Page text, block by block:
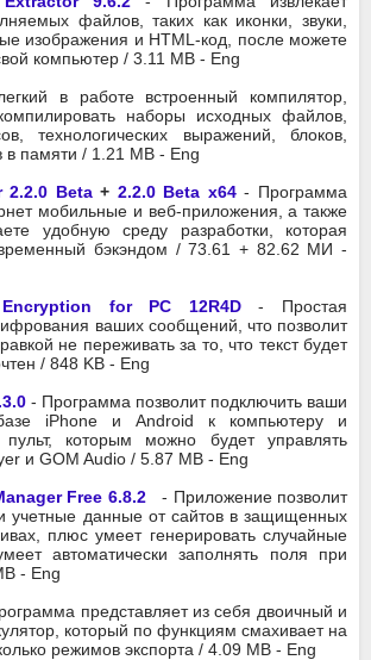
файлов, таких как иконки, звуки,
изображения и HTML-код, после можете
компьютер / 3.11 MB - Eng
в работе встроенный компилятор,
наборы исходных файлов,
технологических выражений, блоков,
памяти / 1.21 MB - Eng
2.2.0 Beta+ 2.2.0 Beta x64- Программа
мобильные и веб-приложения, а также
удобную среду разработки, которая
бэкэндом / 73.61 + 82.62 MИ -
for PC 12R4D- Простая
ваших сообщений, что позволит
не переживать за то, что текст будет
/ 848 KB - Eng
- Программа позволит подключить ваши
iPhone и Android к компьютеру и
которым можно будет управлять
и GOM Audio / 5.87 MB - Eng
Free 6.8.2
- Приложение позволит
учетные данные от сайтов в защищенных
плюс умеет генерировать случайные
автоматически заполнять поля при
- Eng
представляет из себя двоичный и
который по функциям смахивает на
режимов экспорта / 4.09 MB - Eng